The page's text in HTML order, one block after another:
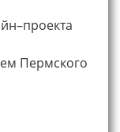
Пермского